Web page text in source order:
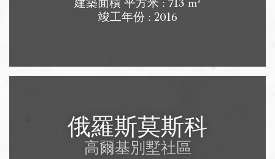
建築面積 平方米 : 713 m²
竣工年份 : 2016
俄羅斯莫斯科
高爾基別墅社區